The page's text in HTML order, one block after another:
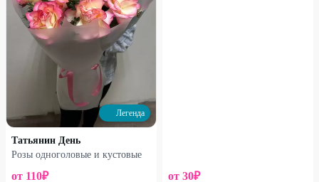
Букет №15
14%
Легенда
Татьянин День
Розы одноголовые и кустовые
от 110₽ от 30₽